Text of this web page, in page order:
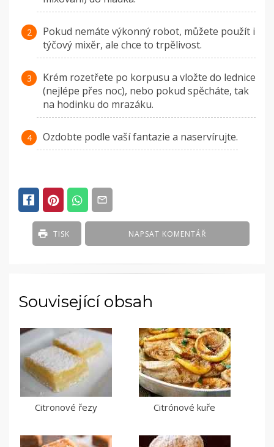
Pokud nemáte výkonný robot, můžete použít i
týčový mixěr, ale chce to trpělivost.
Krém rozetřete po korpusu a vložte do lednice
(nejlépe přes noc), nebo pokud spěcháte, tak
na hodinku do mrazáku.
Ozdobte podle vaší fantazie a naservírujte.
NAPSAT KOMENTÁŘ
TISK
Související obsah
Citronové řezy Citrónové kuře